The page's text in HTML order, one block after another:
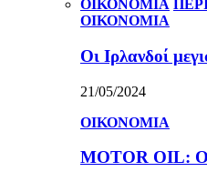
ΟΙΚΟΝΟΜΙΑ
ΟΙΚΟΝΟΜΙΑ
Οι Ιρλανδοί
21/05/2024
ΟΙΚΟΝΟΜΙΑ
MOTOR OIL: Ο